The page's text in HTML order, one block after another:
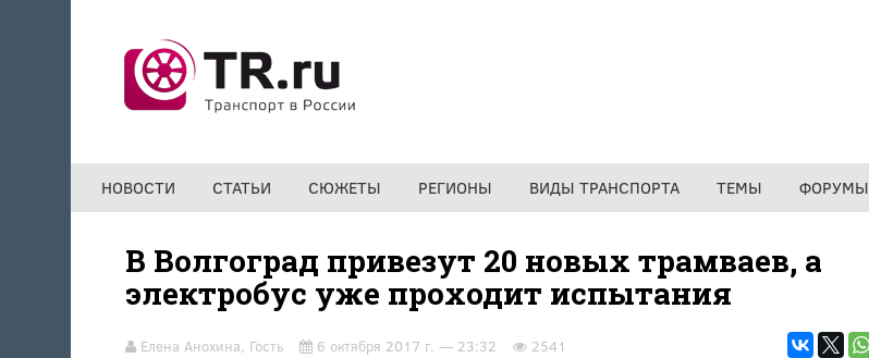
НОВОСТИ СТАТЬИ СЮЖЕТЫ РЕГИОНЫ ВИДЫ ТРАНСПОРТА ТЕМЫ ФОРУМЫ
В Волгоград привезут 20 новых трамваев, а
электробус уже проходит испытания
Елена Анохина, Гость 6 октября 2017 г. — 23:32 2541